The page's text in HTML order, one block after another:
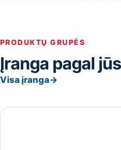
PRODUKTŲ GRUPĖS
Įranga pagal
Visa įranga→